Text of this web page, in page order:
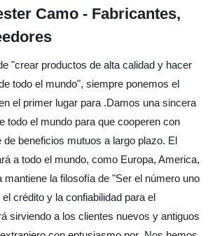
Camo - Fabricantes,
"crear productos de alta calidad y hacer
todo el mundo", siempre ponemos el
el primer lugar para .Damos una sincera
todo el mundo para que cooperen con
beneficios mutuos a largo plazo. El
a todo el mundo, como Europa, America,
la filosofía de "Ser el número uno
crédito y la confiabilidad para el
sirviendo a los clientes nuevos y antiguos